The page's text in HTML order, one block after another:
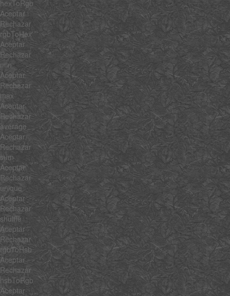
hexToRgb
Aceptar
Rechazar
rgbToHex
Aceptar
Rechazar
min
Aceptar
Rechazar
max
Aceptar
Rechazar
average
Aceptar
Rechazar
sum
Aceptar
Rechazar
unique
Aceptar
Rechazar
shuffle
Aceptar
Rechazar
rgbToHsb
Aceptar
Rechazar
hsbToRgb
Aceptar